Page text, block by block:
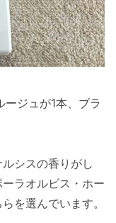
ジュが1本、ブラ
シスの香りがし
ラオルビス・ホー
を選んでいます。